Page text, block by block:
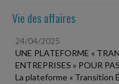
Vie des affaires
24/04/2025
UNE PLATEFORME «
ENTREPRISES » POUR
La plateforme « Transition